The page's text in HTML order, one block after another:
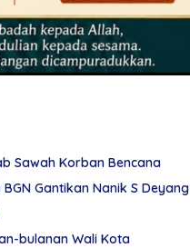
Sawah Korban Bencana
Gantikan Nanik S Deyang
bulanan Wali Kota